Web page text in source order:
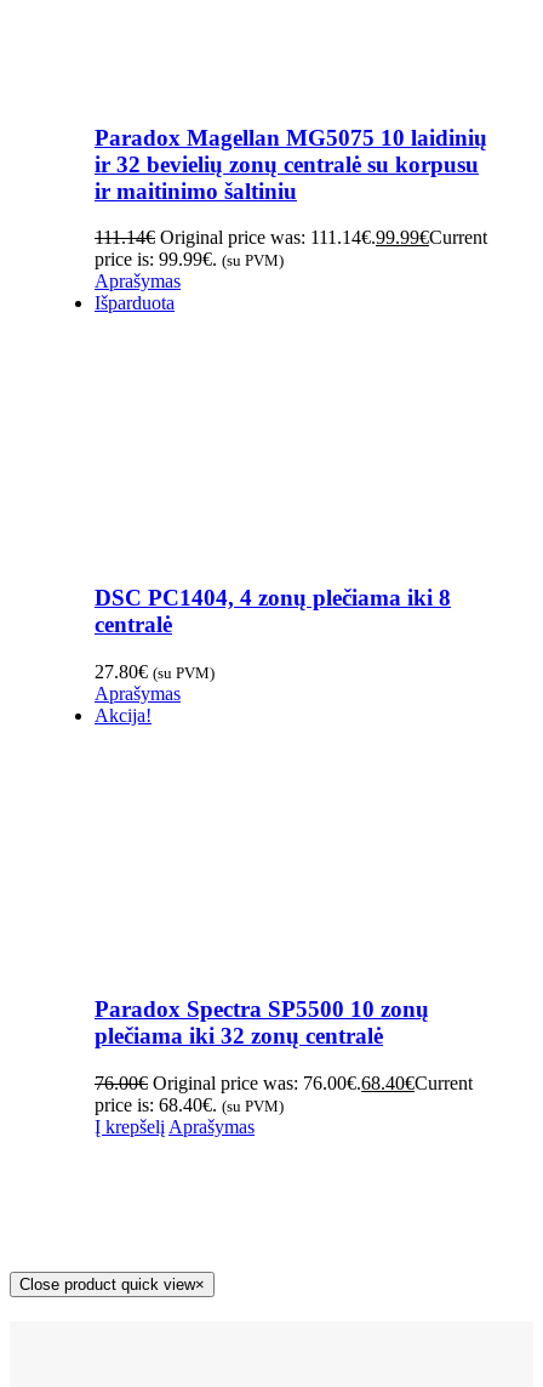
Paradox Magellan MG5075 10 laidinių
ir 32 bevielių zonų centralė su korpusu
ir maitinimo šaltiniu
111.14€ Original price was: 111.14€.99.99€Current
price is: 99.99€. (su PVM)
Aprašymas
Išparduota
DSC PC1404, 4 zonų plečiama iki 8
centralė
27.80€ (su PVM)
Aprašymas
Akcija!
Paradox Spectra SP5500 10 zonų
plečiama iki 32 zonų centralė
76.00€ Original price was: 76.00€.68.40€Current
price is: 68.40€. (su PVM)
Į krepšelį Aprašymas
Close product quick view×